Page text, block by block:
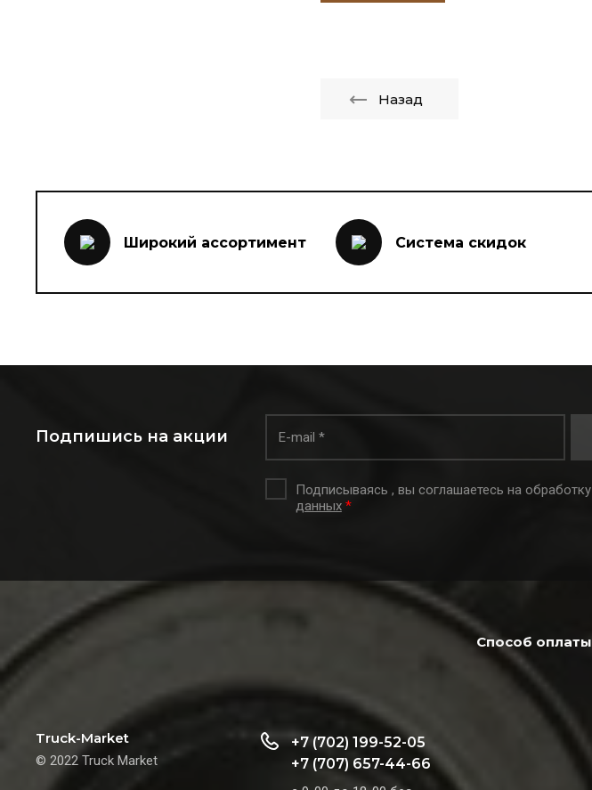
Назад
Широкий ассортимент Система скидок
Подпишись на акции
Подписываясь , вы соглашаетесь на обработку
данных *
Способ оплаты
Truck-Market
© 2022 Truck Market
+7 (702) 199-52-05
+7 (707) 657-44-66